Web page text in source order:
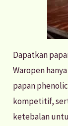
Dapatkan
Waropen
papan
kompetitif,
ketebalan